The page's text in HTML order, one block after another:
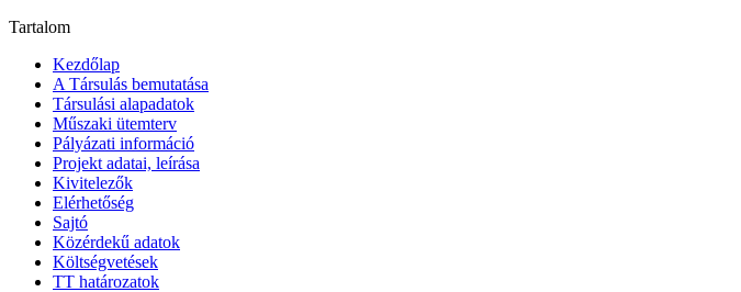
Tartalom
Kezdőlap
A Társulás bemutatása
Társulási alapadatok
Műszaki ütemterv
Pályázati információ
Projekt adatai, leírása
Kivitelezők
Elérhetőség
Sajtó
Közérdekű adatok
Költségvetések
TT határozatok